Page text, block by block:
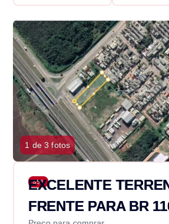
1 de 3 fotos
856
EXCELENTE
FRENTE PARA BR